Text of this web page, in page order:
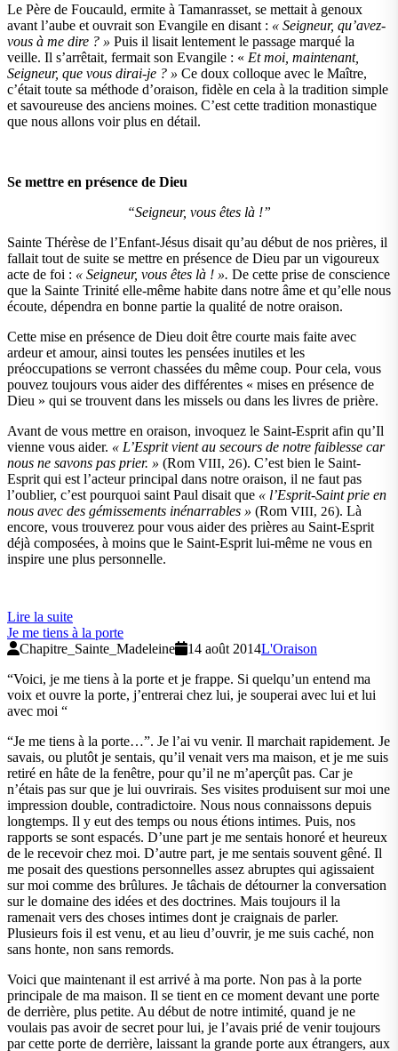
Le Père de Foucauld, ermite à Tamanrasset, se mettait à genoux
avant l’aube et ouvrait son Evangile en disant : « Seigneur, qu’avez-
vous à me dire ? » Puis il lisait lentement le passage marqué la
veille. Il s’arrêtait, fermait son Evangile : « Et moi, maintenant,
Seigneur, que vous dirai-je ? » Ce doux colloque avec le Maître,
c’était toute sa méthode d’oraison, fidèle en cela à la tradition simple
et savoureuse des anciens moines. C’est cette tradition monastique
que nous allons voir plus en détail.
Se mettre en présence de Dieu
“Seigneur, vous êtes là !”
Sainte Thérèse de l’Enfant-Jésus disait qu’au début de nos prières, il
fallait tout de suite se mettre en présence de Dieu par un vigoureux
acte de foi : « Seigneur, vous êtes là ! ». De cette prise de conscience
que la Sainte Trinité elle-même habite dans notre âme et qu’elle nous
écoute, dépendra en bonne partie la qualité de notre oraison.
Cette mise en présence de Dieu doit être courte mais faite avec
ardeur et amour, ainsi toutes les pensées inutiles et les
préoccupations se verront chassées du même coup. Pour cela, vous
pouvez toujours vous aider des différentes « mises en présence de
Dieu » qui se trouvent dans les missels ou dans les livres de prière.
Avant de vous mettre en oraison, invoquez le Saint-Esprit afin qu’Il
vienne vous aider. « L’Esprit vient au secours de notre faiblesse car
nous ne savons pas prier. » (Rom VIII, 26). C’est bien le Saint-
Esprit qui est l’acteur principal dans notre oraison, il ne faut pas
l’oublier, c’est pourquoi saint Paul disait que « l’Esprit-Saint prie en
nous avec des gémissements inénarrables » (Rom VIII, 26). Là
encore, vous trouverez pour vous aider des prières au Saint-Esprit
déjà composées, à moins que le Saint-Esprit lui-même ne vous en
inspire une plus personnelle.
Lire la suite
Je me tiens à la porte
Chapitre_Sainte_Madeleine
14 août 2014L'Oraison
“Voici, je me tiens à la porte et je frappe. Si quelqu’un entend ma
voix et ouvre la porte, j’entrerai chez lui, je souperai avec lui et lui
avec moi “
“Je me tiens à la porte…”. Je l’ai vu venir. Il marchait rapidement. Je
savais, ou plutôt je sentais, qu’il venait vers ma maison, et je me suis
retiré en hâte de la fenêtre, pour qu’il ne m’aperçût pas. Car je
n’étais pas sur que je lui ouvrirais. Ses visites produisent sur moi une
impression double, contradictoire. Nous nous connaissons depuis
longtemps. Il y eut des temps ou nous étions intimes. Puis, nos
rapports se sont espacés. D’une part je me sentais honoré et heureux
de le recevoir chez moi. D’autre part, je me sentais souvent gêné. Il
me posait des questions personnelles assez abruptes qui agissaient
sur moi comme des brûlures. Je tâchais de détourner la conversation
sur le domaine des idées et des doctrines. Mais toujours il la
ramenait vers des choses intimes dont je craignais de parler.
Plusieurs fois il est venu, et au lieu d’ouvrir, je me suis caché, non
sans honte, non sans remords.
Voici que maintenant il est arrivé à ma porte. Non pas à la porte
principale de ma maison. Il se tient en ce moment devant une porte
de derrière, plus petite. Au début de notre intimité, quand je ne
voulais pas avoir de secret pour lui, je l’avais prié de venir toujours
par cette porte de derrière, laissant la grande porte aux étrangers, aux